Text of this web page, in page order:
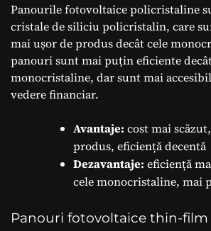
Panourile fotovoltaice policristaline
cristale de siliciu policristalin, care
mai ușor de produs decât cele
panouri sunt mai puțin eficiente
monocristaline, dar sunt mai
vedere financiar.
Avantaje: cost mai
produs, eficiență decentă
Dezavantaje: eficiență
cele monocristaline, mai
Panouri fotovoltaice thin-film